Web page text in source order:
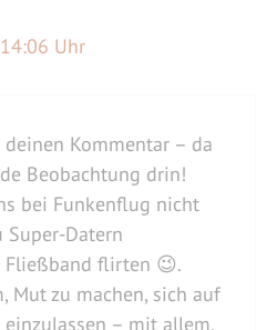
Uhr
Kommentar – da
Beobachtung drin!
bei Funkenflug nicht
Super-Datern
Fließband flirten 😉.
Mut zu machen, sich auf
– mit allem,